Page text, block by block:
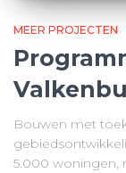
MEER PROJECTEN
Bouwen met
5.000 woningen,